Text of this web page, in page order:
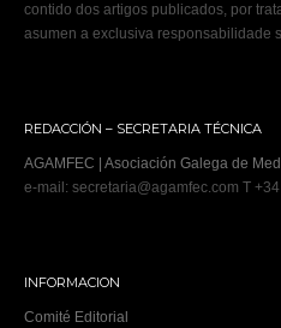
contido dos artigos publicados, por
asumen a exclusiva responsabilidade
REDACCIÓN – SECRETARIA TÉCNICA
AGAMFEC | Asociación Galega de
e-mail: secretaria@agamfec.com T
INFORMACION
Comité Editorial